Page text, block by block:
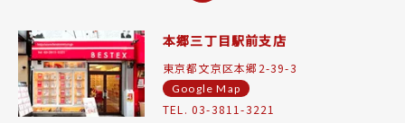
本郷三丁目駅前支店
東京都文京区本郷2-39-3
Google Map
TEL. 03-3811-3221